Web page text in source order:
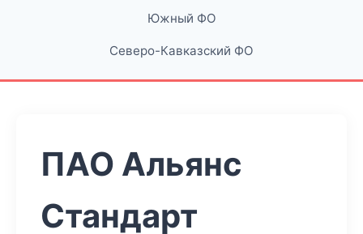
Южный ФО
Северо-Кавказский ФО
ПАО Альянс
Стандарт